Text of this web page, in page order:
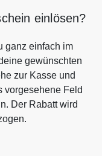
einlösen?
ganz einfach im
gewünschten
zur Kasse und
vorgesehene Feld
Der Rabatt wird